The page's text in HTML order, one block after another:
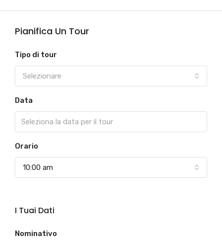
Pianifica Un Tour
Tipo di tour
Selezionare
Data
Orario
10:00 am
I Tuai Dati
Nominativo